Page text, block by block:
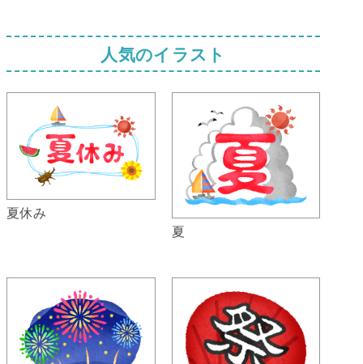
人気のイラスト
夏休み
夏